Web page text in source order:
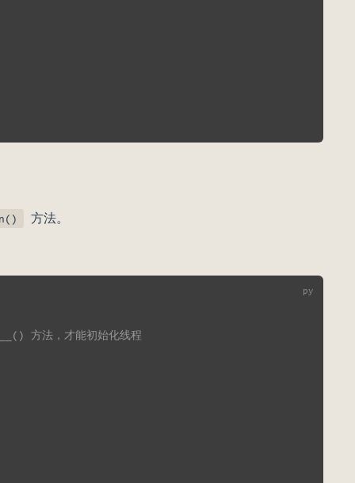
方法。
方法，才能初始化线程